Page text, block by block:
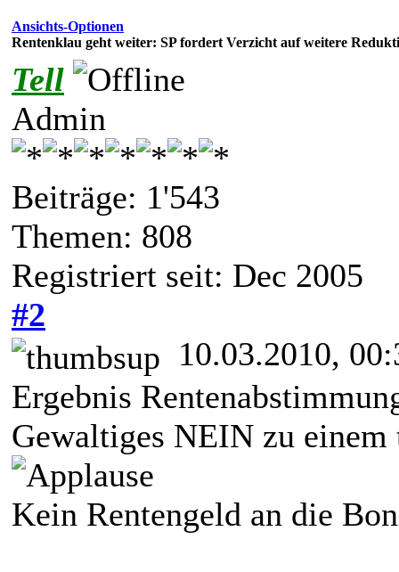
Ansichts-Optionen
Rentenklau geht weiter: SP fordert Verzicht auf weitere
Tell
Admin
Beiträge: 1'543
Themen: 808
Registriert seit: Dec 2005
#2
10.03.2010,
Ergebnis
Gewaltiges NEIN zu
Kein Rentengeld an die